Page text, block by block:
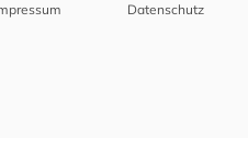
Datenschutz